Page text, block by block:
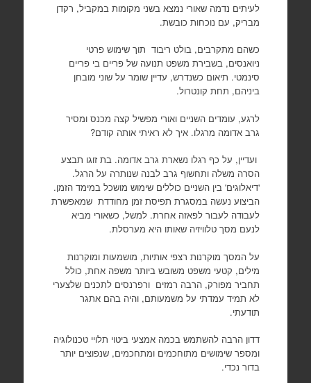
לעיתים נדמה שאורי נמצא בשני מקומות במקביל, רקדן
מבריק, עם נוכחות כובשת.
כשהם מתקרבים, בולט ריבוד תוך שימוש פרטי
ניואנסים, בשבירת משפט תנועה של פריים בי פריים
סינמטי. תיאום כשנדרש, עדיין שומר על שוני מובחן
ביניהם, תחת קונטרול.
לרגע, עומדים השניים ואורי מפשיל קצה מכנס ומסיר
גרב אדומה מרגלו. איך לא ראיתי אותה קודם?
ועדיין, על כף רגלו נשארת גרב אדומה. בת זוגו תבצע
הסרה משלה ותחשוף גרב לבנה שנותרה על הרגל.
'דיאלוגים' בין השניים כוללים שימוש מושכל במימד הזמן.
הביצוע נעשה במסגרת תפיסת זמן מחודדת שמאפשרת
לעבודה לעבור לפאזה אחרת. למשל, כשאורי מביא
לנעם מסך טלוויזיה שאותו היא מערסלת.
על המסך מוקרנות רצפי אותיות, מושמעות ומוקרנות
מילים, קטעי משפט משובש ביותר משפה אחת, כולל
תחביר מפורק, הרבה רמזים ורפרנסים לתכנים שלצערי
לא תמיד עמדתי על משמעותם, והיה בהם אתגר
תודעתי.
דדון הרבה להשתמש בכמה אמצעי ביטוי תלויי טכנולוגיה
ומספר שימושים מתוחכמים ומתחכמים, שנפוצים יותר
בדור נכדי.